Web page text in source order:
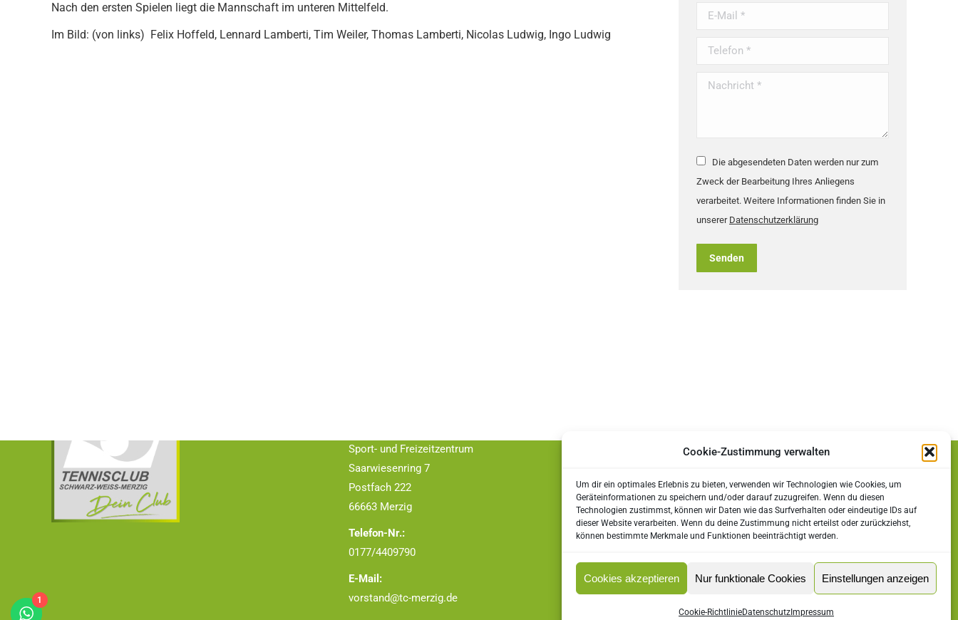
Cookie-Zustimmung verwalten
Um dir ein optimales Erlebnis zu bieten, verwenden wir Technologien wie Cookies, um
Geräteinformationen zu speichern und/oder darauf zuzugreifen. Wenn du diesen
Technologien zustimmst, können wir Daten wie das Surfverhalten oder eindeutige IDs auf
dieser Website verarbeiten. Wenn du deine Zustimmung nicht erteilst oder zurückziehst,
können bestimmte Merkmale und Funktionen beeinträchtigt werden.
Cookies akzeptieren Nur funktionale Cookies Einstellungen anzeigen
Cookie-RichtlinieDatenschutz Impressum
Nach den ersten Spielen liegt die Mannschaft im unteren Mittelfeld.
Im Bild: (von links) Felix Hoffeld, Lennard Lamberti, Tim Weiler, Thomas Lamberti, Nicolas Ludwig, Ingo Ludwig
E-Mail *
Telefon *
Nachricht *
Die abgesendeten Daten werden nur zum
Zweck der Bearbeitung Ihres Anliegens
verarbeitet. Weitere Informationen finden Sie in
unserer Datenschutzerklärung
Senden
Sport- und Freizeitzentrum
Saarwiesenring 7
Postfach 222
66663 Merzig
Telefon-Nr.:
0177/4409790
E-Mail:
vorstand@tc-merzig.de
1